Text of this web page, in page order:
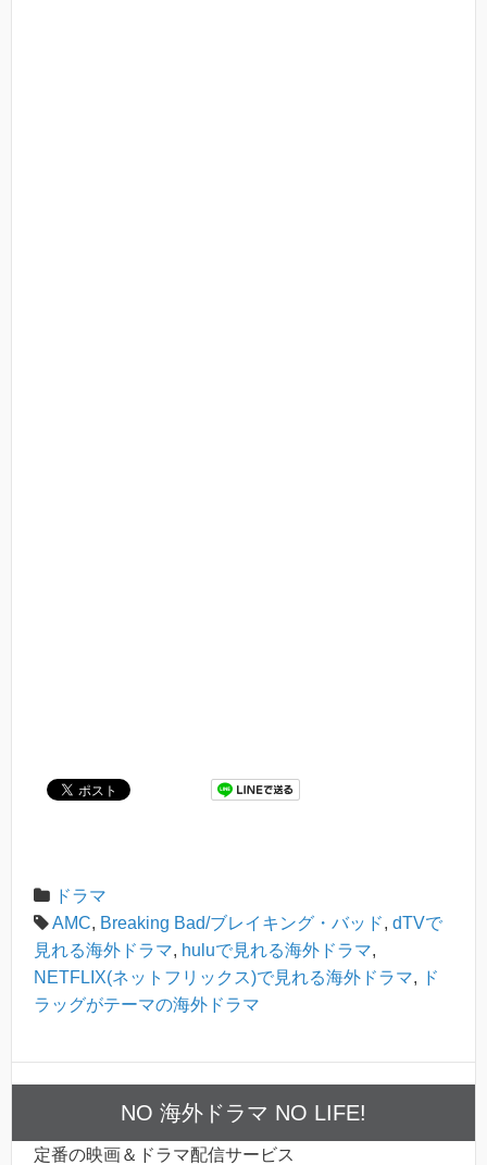
ドラマ
AMC, Breaking Bad/ブレイキング・バッド, dTVで
見れる海外ドラマ, huluで見れる海外ドラマ,
NETFLIX(ネットフリックス)で見れる海外ドラマ, ド
ラッグがテーマの海外ドラマ
NO 海外ドラマ NO LIFE!
定番の映画＆ドラマ配信サービス